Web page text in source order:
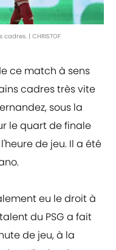
| CHRISTOF
ce match à sens
cadres très vite
sous la
le quart de finale
de jeu. Il a été
eu le droit à
du PSG a fait
de jeu, à la